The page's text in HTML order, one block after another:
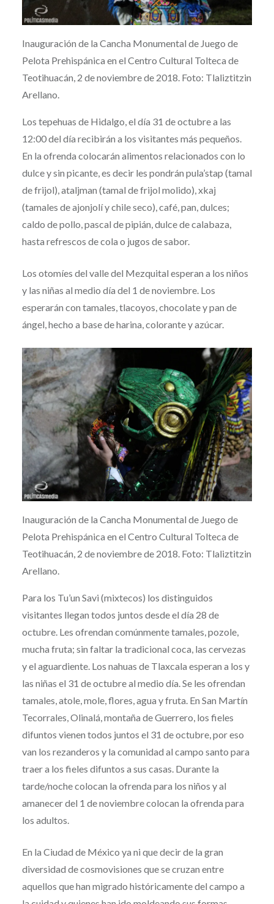
Inauguración de la Cancha Monumental de Juego de
Pelota Prehispánica en el Centro Cultural Tolteca de
Teotihuacán, 2 de noviembre de 2018. Foto: Tlaliztitzin
Arellano.
Los tepehuas de Hidalgo, el día 31 de octubre a las
12:00 del día recibirán a los visitantes más pequeños.
En la ofrenda colocarán alimentos relacionados con lo
dulce y sin picante, es decir les pondrán pula’stap (tamal
de frijol), ataljman (tamal de frijol molido), xkaj
(tamales de ajonjolí y chile seco), café, pan, dulces;
caldo de pollo, pascal de pipián, dulce de calabaza,
hasta refrescos de cola o jugos de sabor.
Los otomíes del valle del Mezquital esperan a los niños
y las niñas al medio día del 1 de noviembre. Los
esperarán con tamales, tlacoyos, chocolate y pan de
ángel, hecho a base de harina, colorante y azúcar.
Inauguración de la Cancha Monumental de Juego de
Pelota Prehispánica en el Centro Cultural Tolteca de
Teotihuacán, 2 de noviembre de 2018. Foto: Tlaliztitzin
Arellano.
Para los Tu’un Savi (mixtecos) los distinguidos
visitantes llegan todos juntos desde el día 28 de
octubre. Les ofrendan comúnmente tamales, pozole,
mucha fruta; sin faltar la tradicional coca, las cervezas
y el aguardiente. Los nahuas de Tlaxcala esperan a los y
las niñas el 31 de octubre al medio día. Se les ofrendan
tamales, atole, mole, flores, agua y fruta. En San Martín
Tecorrales, Olinalá, montaña de Guerrero, los fieles
difuntos vienen todos juntos el 31 de octubre, por eso
van los rezanderos y la comunidad al campo santo para
traer a los fieles difuntos a sus casas. Durante la
tarde/noche colocan la ofrenda para los niños y al
amanecer del 1 de noviembre colocan la ofrenda para
los adultos.
En la Ciudad de México ya ni que decir de la gran
diversidad de cosmovisiones que se cruzan entre
aquellos que han migrado históricamente del campo a